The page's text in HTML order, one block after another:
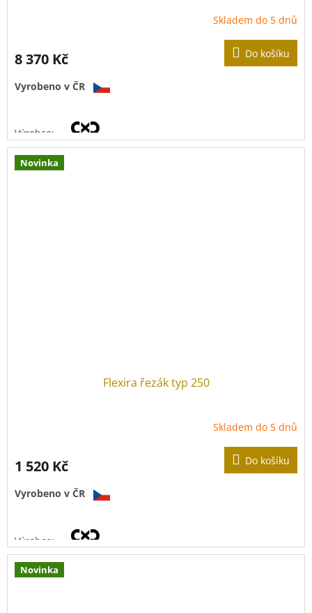
R
M
A
Skladem do 5 dnů
8 370 Kč Do košíku
Vyrobeno v ČR
Výrobce:
Novinka
Flexira řezák typ 250
Skladem do 5 dnů
1 520 Kč Do košíku
Vyrobeno v ČR
Výrobce:
Novinka